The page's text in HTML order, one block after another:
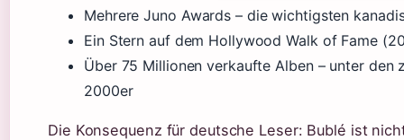
Mehrere Juno Awards – die wichtigsten
Ein Stern auf dem Hollywood Walk of Fame
Über 75 Millionen verkaufte Alben – unter den
2000er
Die Konsequenz für deutsche Leser: Bublé ist